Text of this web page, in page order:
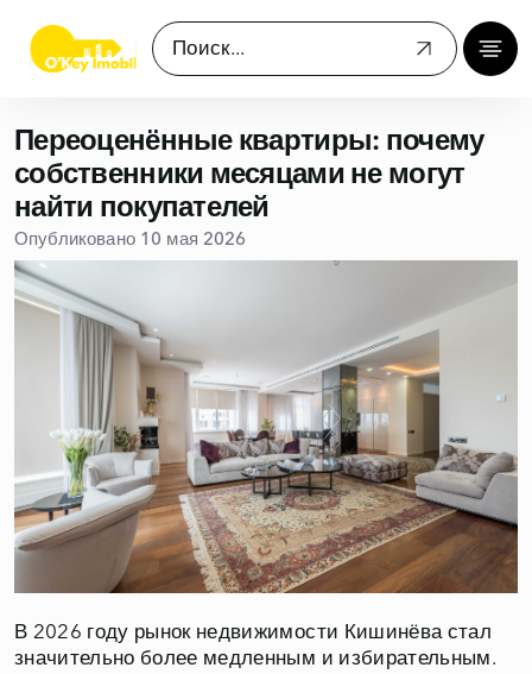
Переоценённые квартиры: почему
собственники месяцами не могут
найти покупателей
Опубликовано 10 мая 2026
В 2026 году рынок недвижимости Кишинёва стал
значительно более медленным и избирательным.